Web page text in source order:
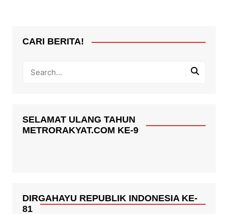
CARI BERITA!
SELAMAT ULANG TAHUN
METRORAKYAT.COM KE-9
DIRGAHAYU REPUBLIK INDONESIA KE-
81